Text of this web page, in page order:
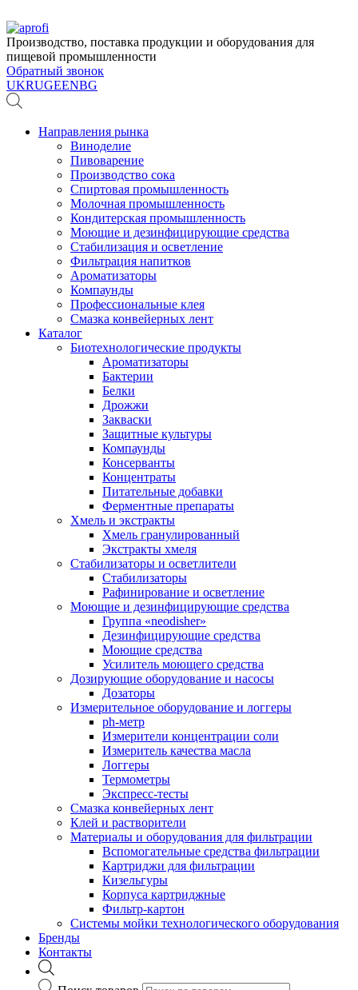
Производство, поставка продукции и оборудования для
пищевой промышленности
Обратный звонок
UKRUGEENBG
Направления рынка
Виноделие
Пивоварение
Производство сока
Спиртовая промышленность
Молочная промышленность
Кондитерская промышленность
Моющие и дезинфицирующие средства
Стабилизация и осветление
Фильтрация напитков
Ароматизаторы
Компаунды
Профессиональные клея
Смазка конвейерных лент
Каталог
Биотехнологические продукты
Ароматизаторы
Бактерии
Белки
Дрожжи
Закваски
Защитные культуры
Компаунды
Консерванты
Концентраты
Питательные добавки
Ферментные препараты
Хмель и экстракты
Хмель гранулированный
Экстракты хмеля
Cтабилизаторы и осветлители
Стабилизаторы
Рафинирование и осветление
Моющие и дезинфицирующие средства
Группа «neodisher»
Дезинфицирующие средства
Моющие средства
Усилитель моющего средства
Дозирующие оборудование и насосы
Дозаторы
Измерительное оборудование и логгеры
ph-метр
Измерители концентрации соли
Измеритель качества масла
Логгеры
Термометры
Экспресс-тесты
Cмазка конвейерных лент
Клей и растворители
Материалы и оборудования для фильтрации
Вспомогательные средства фильтрации
Картриджи для фильтрации
Кизельгуры
Корпуса картриджные
Фильтр-картон
Системы мойки технологического оборудования
Бренды
Контакты